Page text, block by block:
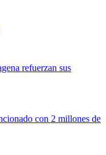
refuerzan sus
con 2 millones de